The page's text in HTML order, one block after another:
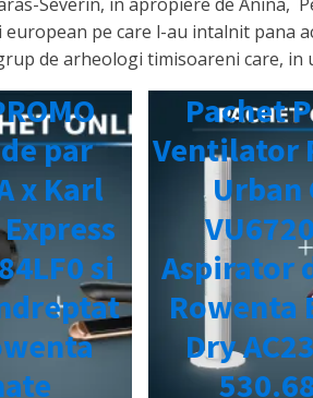
european pe care l-au intalnit pana
de arheologi timisoareni care,